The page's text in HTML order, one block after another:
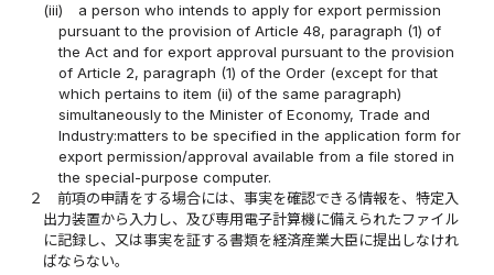
(iii)
a person who intends to apply for export permission
pursuant to the provision of Article 48, paragraph (1) of
the Act and for export approval pursuant to the provision
of Article 2, paragraph (1) of the Order (except for that
which pertains to item (ii) of the same paragraph)
simultaneously to the Minister of Economy, Trade and
Industry:matters to be specified in the application form for
export permission/approval available from a file stored in
the special-purpose computer.
２
前項の申請をする場合には、事実を確認できる情報を、特定入
出力装置から入力し、及び専用電子計算機に備えられたファイル
に記録し、又は事実を証する書類を経済産業大臣に提出しなけれ
ばならない。